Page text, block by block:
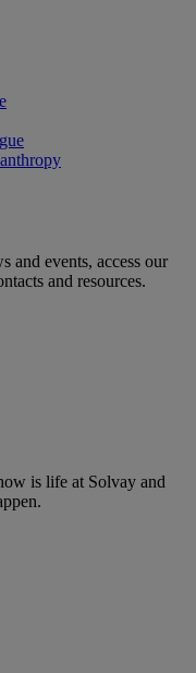
and events, access our
and resources.
is life at Solvay and